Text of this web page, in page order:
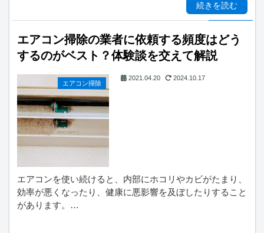
続きを読む
エアコン掃除の業者に依頼する頻度はどう
するのがベスト？体験談を交えて解説
エアコン掃除
2021.04.20 2024.10.17
エアコンを使い続けると、内部にホコリやカビがたまり、
効率が悪くなったり、健康に悪影響を及ぼしたりすること
があります。…